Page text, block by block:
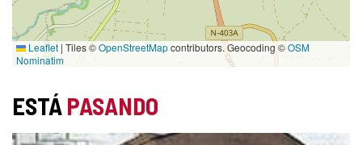
Leaflet | Tiles ©OpenStreetMapcontributors. Geocoding ©OSM
Nominatim
ESTÁPASANDO